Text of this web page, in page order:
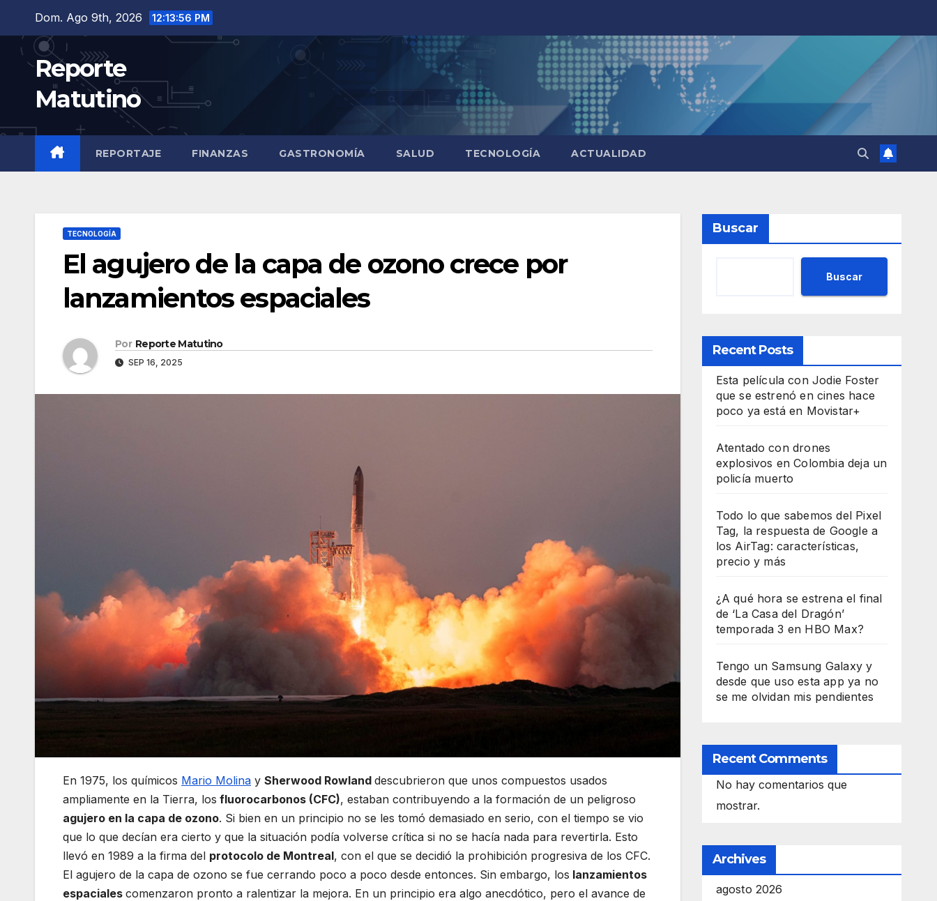
contenido
Dom. Ago 9th, 2026 12:13:58 PM
Reporte
Matutino
REPORTAJE FINANZAS GASTRONOMÍA SALUD TECNOLOGÍA ACTUALIDAD
TECNOLOGÍA
El agujero de la capa de ozono crece por
lanzamientos espaciales
Por Reporte Matutino
SEP 16, 2025
En 1975, los químicos Mario Molina y Sherwood Rowland descubrieron que unos compuestos usados
ampliamente en la Tierra, los fluorocarbonos (CFC), estaban contribuyendo a la formación de un peligroso
agujero en la capa de ozono. Si bien en un principio no se les tomó demasiado en serio, con el tiempo se vio
que lo que decían era cierto y que la situación podía volverse crítica si no se hacía nada para revertirla. Esto
llevó en 1989 a la firma del protocolo de Montreal, con el que se decidió la prohibición progresiva de los CFC.
El agujero de la capa de ozono se fue cerrando poco a poco desde entonces. Sin embargo, los lanzamientos
espaciales comenzaron pronto a ralentizar la mejora. En un principio era algo anecdótico, pero el avance de
Buscar
Buscar
Recent Posts
Esta película con Jodie Foster
que se estrenó en cines hace
poco ya está en Movistar+
Atentado con drones
explosivos en Colombia deja un
policía muerto
Todo lo que sabemos del Pixel
Tag, la respuesta de Google a
los AirTag: características,
precio y más
¿A qué hora se estrena el final
de ‘La Casa del Dragón’
temporada 3 en HBO Max?
Tengo un Samsung Galaxy y
desde que uso esta app ya no
se me olvidan mis pendientes
Recent Comments
No hay comentarios que
mostrar.
Archives
agosto 2026